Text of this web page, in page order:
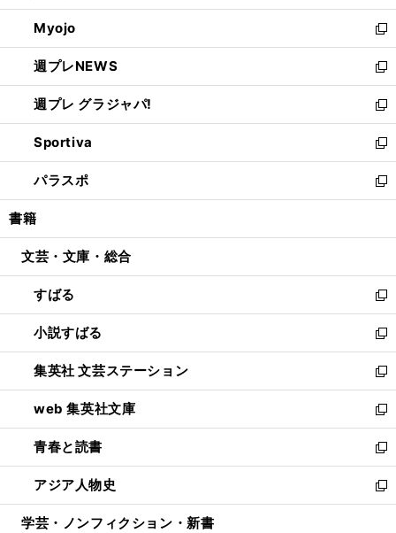
開
く
ウ
で
開
く
ン
ド
ウ
で
開
く
ウ
ィ
ン
ド
ウ
で
開
く
Myojo
新
し
い
ウ
ィ
ン
ド
ウ
で
開
週プレNEWS
新
し
い
ウ
ィ
ン
ド
ウ
開
週プレ グラジャパ!
新
し
い
ウ
ィ
ン
ウ
開
く
Sportiva
新
し
い
ウ
ン
ウ
で
開
く
パラスポ
新
し
ウ
ン
ド
ウ
で
開
く
書籍
文芸・文庫・総合
すばる
新
し
い
ウ
ィ
ン
ド
ウ
で
開
く
小説すばる
新
し
い
ウ
ィ
ン
ド
ウ
で
開
集英社 文芸ステーション
新
し
い
ウ
ィ
ン
ド
ウ
web 集英社文庫
新
し
い
ウ
ィ
ン
青春と読書
新
し
い
ウ
アジア人物史
新
し
学芸・ノンフィクション・新書